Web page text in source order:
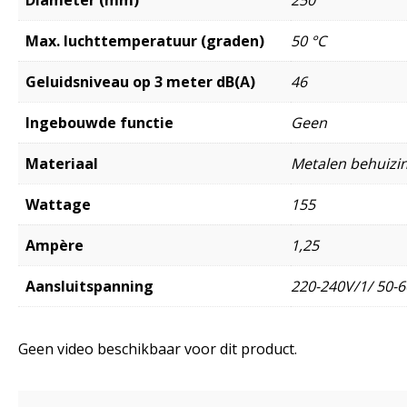
Max. luchttemperatuur (graden) 50 °C
Geluidsniveau op 3 meter dB(A) 46
Ingebouwde functie Geen
Materiaal Metalen
Wattage 155
Ampère 1,25
Aansluitspanning 220-240V/1/ 50-
Geen video beschikbaar voor dit product.